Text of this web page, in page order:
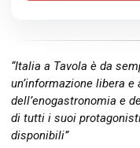
“Italia a Tavola è da
un’informazione libera
dell’enogastronomia e
di tutti i suoi
disponibili”